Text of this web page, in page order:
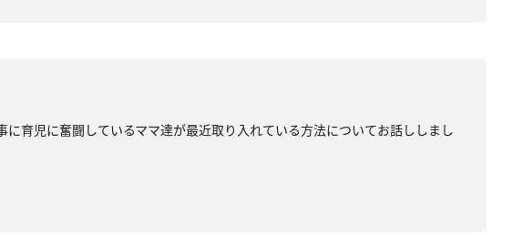
育児に奮闘しているママ達が最近取り入れている方法についてお話ししまし